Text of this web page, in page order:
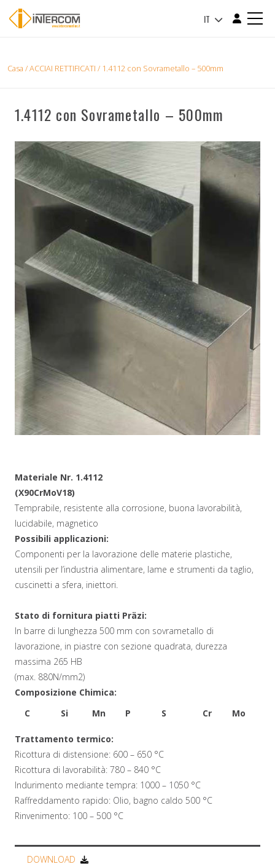
IT
Casa /ACCIAI RETTIFICATI / 1.4112 con Sovrametallo – 500mm
1.4112 con Sovrametallo – 500mm
Materiale Nr. 1.4112
(X90CrMoV18)
Temprabile, resistente alla corrosione, buona lavorabilità,
lucidabile, magnetico
Possibili applicazioni:
Componenti per la lavorazione delle materie plastiche,
utensili per l’industria alimentare, lame e strumenti da taglio,
cuscinetti a sfera, iniettori.
Stato di fornitura piatti Präzi:
In barre di lunghezza 500 mm con sovrametallo di
lavorazione, in piastre con sezione quadrata, durezza
massima 265 HB
(max. 880N/mm2)
Composizione Chimica:
C
Si Mn P S Cr Mo
0,95 1,0 1,0
Trattamento termico:
Ricottura di distensione: 600 – 650 °C
Ricottura di lavorabilità: 780 – 840 °C
Indurimento mediante tempra: 1000 – 1050 °C
Raffreddamento rapido: Olio, bagno caldo 500 °C
Rinvenimento: 100 – 500 °C
DOWNLOAD